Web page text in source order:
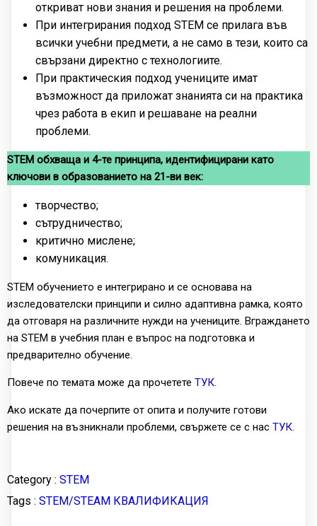
откриват нови знания и решения на проблеми.
При интегрирания подход STEM се прилага във
всички учебни предмети, а не само в тези, които са
свързани директно с технологиите.
При практическия подход учениците имат
възможност да приложат знанията си на практика
чрез работа в екип и решаване на реални
проблеми.
STEM обхваща и 4-те принципа, идентифицирани като
ключови в образованието на 21-ви век:
творчество;
сътрудничество;
критично мислене;
комуникация.
STEM обучението е интегрирано и се основава на
изследователски принципи и силно адаптивна рамка, която
да отговаря на различните нужди на учениците. Вграждането
на STEM в учебния план е въпрос на подготовка и
предварително обучение.
Повече по темата може да прочетете ТУК.
Ако искате да почерпите от опита и получите готови
решения на възникнали проблеми, свържете се с нас ТУК.
Category : STEM
Tags : STEM/STEAM КВАЛИФИКАЦИЯ